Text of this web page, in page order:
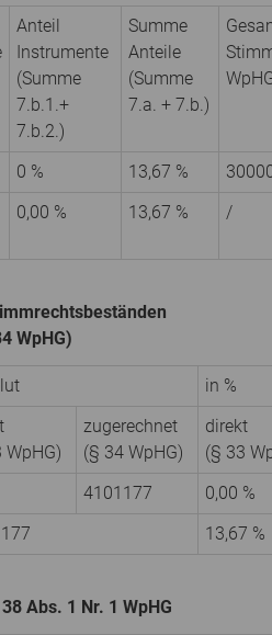
Anteil
Instrumente
(Summe
7.b.1.+
7.b.2.)
Summe
Anteile
(Summe
7.a. + 7.b.)
0 % 13,67 %
0,00 % 13,67 % /
WpHG)
in %
WpHG)
zugerechnet
(§ 34 WpHG)
direkt
(§ 33
4101177
0,00 %
13,67 %
Abs. 1 Nr. 1 WpHG